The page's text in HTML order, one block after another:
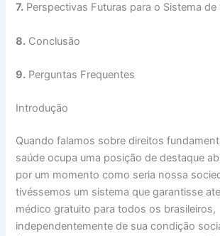
7. Perspectivas Futuras para o Sistema de
8. Conclusão
9. Perguntas Frequentes
Introdução
Quando falamos sobre direitos
saúde ocupa uma posição de destaque
por um momento como seria nossa
tivéssemos um sistema que garantisse
médico gratuito para todos os brasileiros,
independentemente de sua condição